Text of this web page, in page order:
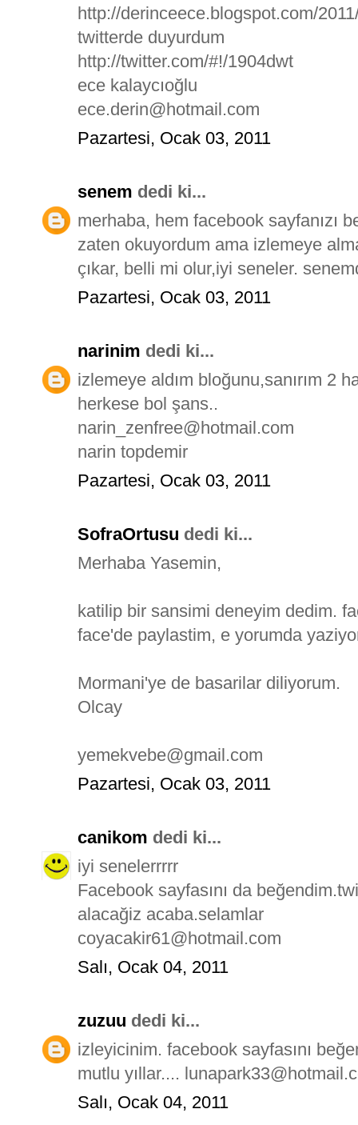
http://derinceece.blogspot.com/
twitterde duyurdum
http://twitter.com/#!/1904dwt
ece kalaycıoğlu
ece.derin@hotmail.com
Pazartesi, Ocak 03, 2011
senem dedi ki...
merhaba, hem facebook sayfanızı
zaten okuyordum ama izlemeye
çıkar, belli mi olur,iyi seneler.
Pazartesi, Ocak 03, 2011
narinim dedi ki...
izlemeye aldım bloğunu,sanırım 2
herkese bol şans..
narin_zenfree@hotmail.com
narin topdemir
Pazartesi, Ocak 03, 2011
SofraOrtusu dedi ki...
Merhaba Yasemin,
katilip bir sansimi deneyim dedim.
face'de paylastim, e yorumda
Mormani'ye de basarilar diliyorum.
Olcay
yemekvebe@gmail.com
Pazartesi, Ocak 03, 2011
canikom dedi ki...
iyi senelerrrrr
Facebook sayfasını da
alacağiz acaba.selamlar
coyacakir61@hotmail.com
Salı, Ocak 04, 2011
zuzuu dedi ki...
izleyicinim. facebook sayfasını
mutlu yıllar....
Salı, Ocak 04, 2011